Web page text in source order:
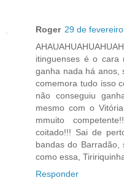
Roger 29 de
itinguenses é o cara
ganha nada há anos,
comemora tudo isso
não conseguiu
mesmo com o
mmuito
coitado!!! Sai de
bandas do
como essa,
Responder